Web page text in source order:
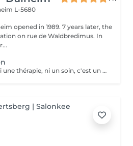
L-5680
opened in 1989. 7 years later, the
on rue de Waldbredimus. In
Les Bars Access ne sont ni une thérapie, ni un soin, c'est un outil qui favorise le fameux « lâcher-prise ». La stimulation de ces points entraîne un relâchement des blocages mentaux, provoque une relaxation intense et lorsque touchés doucement, ils relâchent sans effort, tout ce qui empêche de recevoir.